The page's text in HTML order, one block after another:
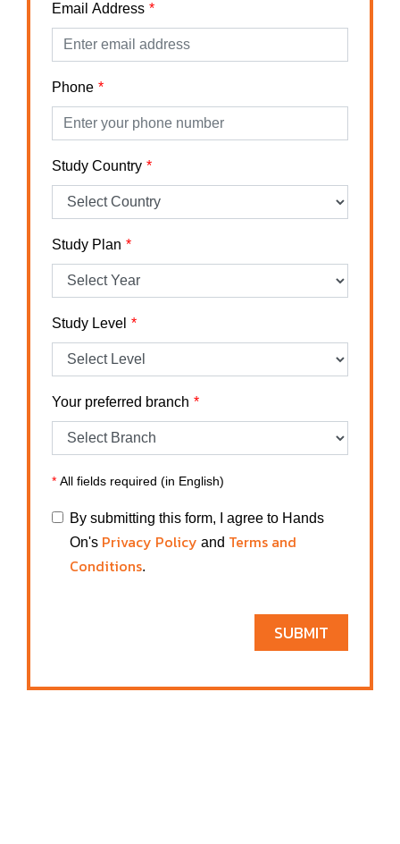
Email Address
Phone
Study Country
Study Plan
Study Level
Your preferred branch
* All fields required (in English)
By submitting this form, I agree to Hands
On's Privacy Policy and Terms and
Conditions.
SUBMIT